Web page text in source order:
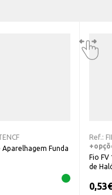
Aparelhagem Funda
Ref.:
Fio FV
de
0,53€